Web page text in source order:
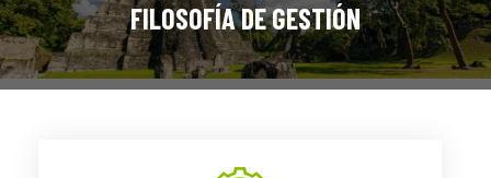
FILOSOFÍA DE GESTIÓN